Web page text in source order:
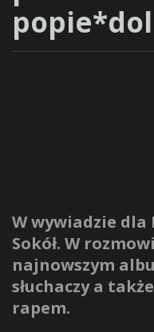
W wywiadzie dla
Sokół. W
najnowszym
słuchaczy a
rapem.